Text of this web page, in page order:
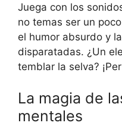
Juega con⁢ los
no temas⁤ ser un ⁣poco
el humor‌ absurdo y‌
disparatadas. ⁢¿Un
temblar la selva?
La magia​ de
‌mentales